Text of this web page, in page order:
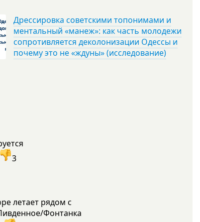
Дрессировка советскими топонимами и
ментальный «манеж»: как часть молодежи
сопротивляется деколонизации Одессы и
почему это не «ждуны» (исследование)
3
летает рядом с
Фонтанка